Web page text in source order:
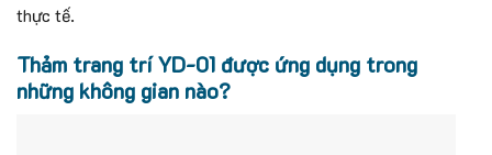
thực tế.
Thảm trang trí YD-01 được ứng dụng trong
những không gian nào?